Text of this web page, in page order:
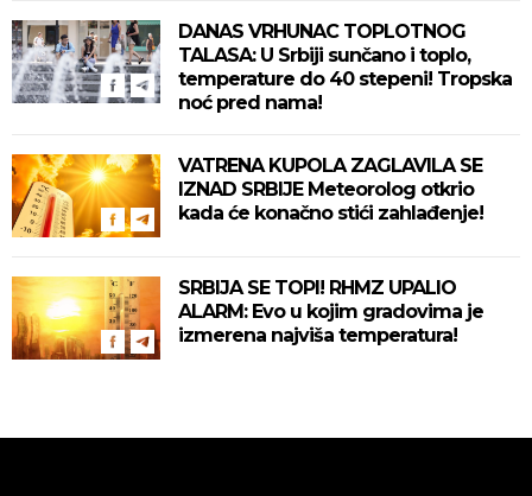
DANAS VRHUNAC TOPLOTNOG
TALASA: U Srbiji sunčano i toplo,
temperature do 40 stepeni! Tropska
noć pred nama!
VATRENA KUPOLA ZAGLAVILA SE
IZNAD SRBIJE Meteorolog otkrio
kada će konačno stići zahlađenje!
SRBIJA SE TOPI! RHMZ UPALIO
ALARM: Evo u kojim gradovima je
izmerena najviša temperatura!